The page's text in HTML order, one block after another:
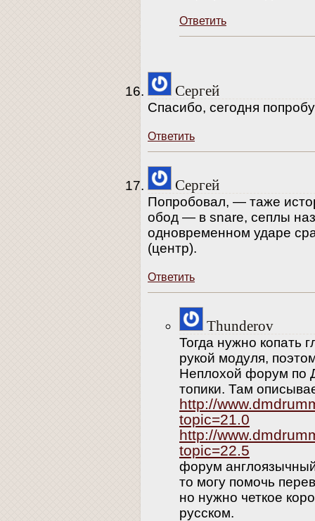
Ответить
Сергей
Спасибо, сегодня
Ответить
Сергей
Попробовал, — таже
обод — в snare, сеплы
одновременном ударе
(центр).
Ответить
Thunderov
Тогда нужно копать
рукой модуля,
Неплохой форум по
топики. Там
http://
topic=21.0
http://
topic=22.5
форум
то могу помочь
но нужно четкое
русском.